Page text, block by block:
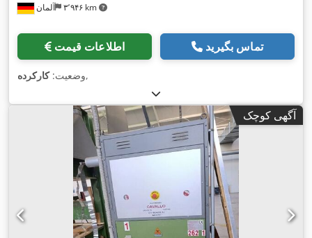
آلمان ۳٬۹۴۶ km
اطلاعات قیمت تماس بگیرید
وضعیت:کارکرده ,
آگهی کوچک